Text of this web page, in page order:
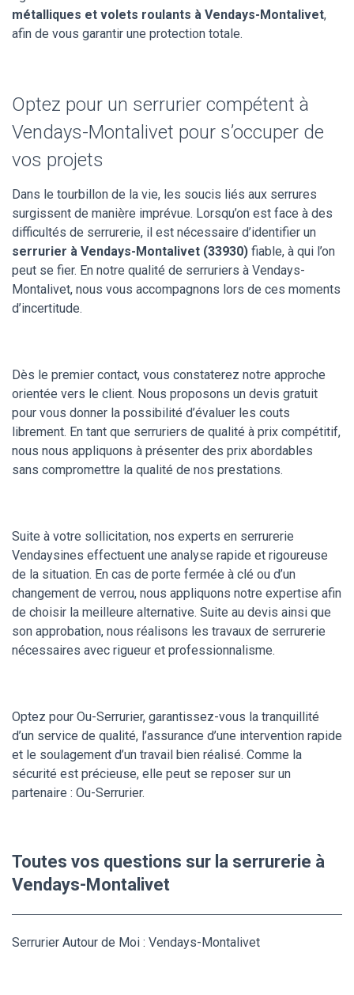
métalliques et volets roulants à Vendays-Montalivet,
afin de vous garantir une protection totale.
Optez pour un serrurier compétent à
Vendays-Montalivet pour s’occuper de
vos projets
Dans le tourbillon de la vie, les soucis liés aux serrures
surgissent de manière imprévue. Lorsqu’on est face à des
difficultés de serrurerie, il est nécessaire d’identifier un
serrurier à Vendays-Montalivet (33930) fiable, à qui l’on
peut se fier. En notre qualité de serruriers à Vendays-
Montalivet, nous vous accompagnons lors de ces moments
d’incertitude.
Dès le premier contact, vous constaterez notre approche
orientée vers le client. Nous proposons un devis gratuit
pour vous donner la possibilité d’évaluer les couts
librement. En tant que serruriers de qualité à prix compétitif,
nous nous appliquons à présenter des prix abordables
sans compromettre la qualité de nos prestations.
Suite à votre sollicitation, nos experts en serrurerie
Vendaysines effectuent une analyse rapide et rigoureuse
de la situation. En cas de porte fermée à clé ou d’un
changement de verrou, nous appliquons notre expertise afin
de choisir la meilleure alternative. Suite au devis ainsi que
son approbation, nous réalisons les travaux de serrurerie
nécessaires avec rigueur et professionnalisme.
Optez pour Ou-Serrurier, garantissez-vous la tranquillité
d’un service de qualité, l’assurance d’une intervention rapide
et le soulagement d’un travail bien réalisé. Comme la
sécurité est précieuse, elle peut se reposer sur un
partenaire : Ou-Serrurier.
Toutes vos questions sur la serrurerie à
Vendays-Montalivet
Serrurier Autour de Moi : Vendays-Montalivet